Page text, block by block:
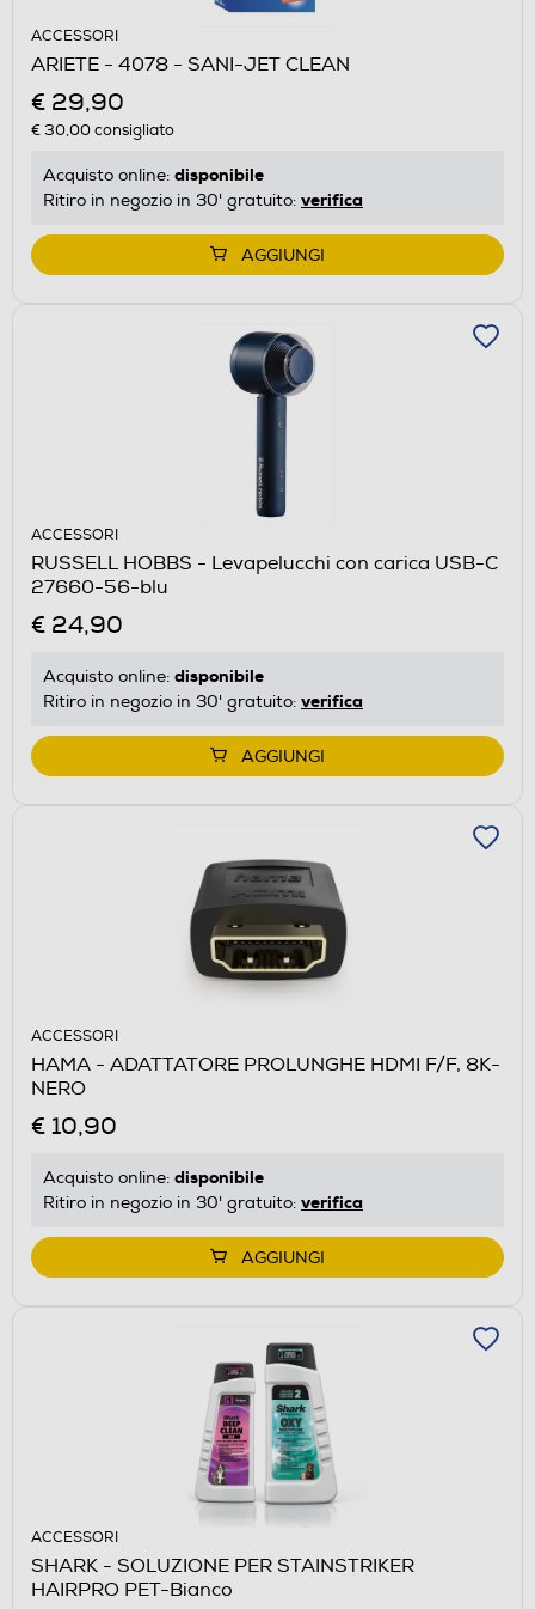
ACCESSORI
ARIETE - 4078 - SANI-JET CLEAN
€ 29,90
€ 30,00consigliato
Acquisto online: disponibile
Ritiro in negozio in 30' gratuito: verifica
AGGIUNGI
ACCESSORI
RUSSELL HOBBS - Levapelucchi con carica USB-C
27660-56-blu
€ 24,90
Acquisto online: disponibile
Ritiro in negozio in 30' gratuito: verifica
AGGIUNGI
ACCESSORI
HAMA - ADATTATORE PROLUNGHE HDMI F/F, 8K-
NERO
€ 10,90
Acquisto online: disponibile
Ritiro in negozio in 30' gratuito: verifica
AGGIUNGI
ACCESSORI
SHARK - SOLUZIONE PER STAINSTRIKER
HAIRPRO PET-Bianco